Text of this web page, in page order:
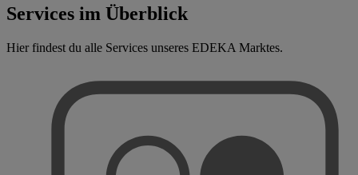
Services im Überblick
Hier findest du alle Services unseres EDEKA Marktes.